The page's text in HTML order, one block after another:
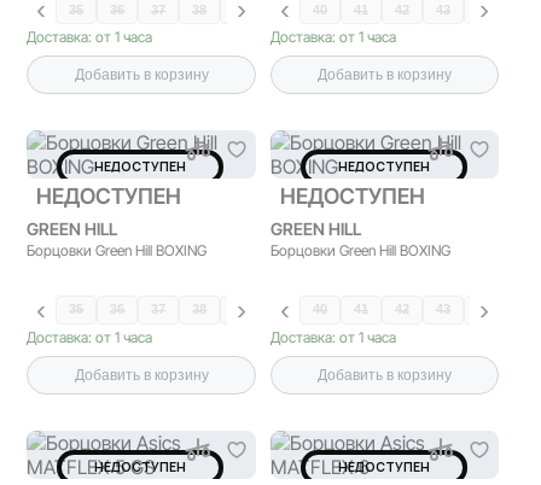
35 36 37 38 39
Доставка: от 1 часа
Добавить в корзину
40 41 42 43 44
Доставка: от 1 часа
Добавить в корзину
НЕДОСТУПЕН
НЕДОСТУПЕН
GREEN HILL
Борцовки Green Hill BOXING
35 36 37 38 39
Доставка: от 1 часа
Добавить в корзину
НЕДОСТУПЕН
НЕДОСТУПЕН
GREEN HILL
Борцовки Green Hill BOXING
40 41 42 43 44
Доставка: от 1 часа
Добавить в корзину
НЕДОСТУПЕН НЕДОСТУПЕН